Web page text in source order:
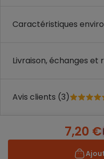
Caractéristiques
Livraison, échanges et
Avis clients (3)
7,20 €